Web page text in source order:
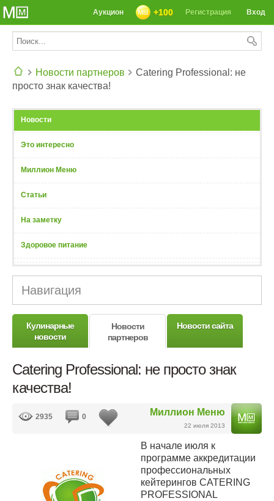
Вход
Регистрация
+100
Аукцион
Новости партнеров
Catering Professional: не
просто знак качества!
Новости
Это интересно
Миллион Меню
Статьи
На заметку
Здоровое питание
Навигация
Кулинарные
новости
Новости
партнеров
Новости сайта
Catering Professional: не просто знак
качества!
Миллион Меню
22 июля 2013
2935 0
В начале июля к
программе аккредитации
профессиональных
кейтерингов CATERING
PROFESSIONAL